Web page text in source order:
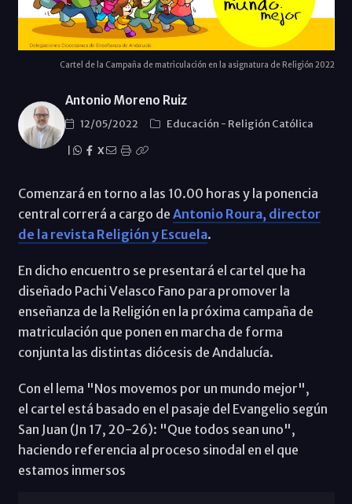
Cartel de la Campaña de matriculación en la asignatura de Religión 2022
Antonio Moreno Ruiz
12/05/2022 Educación - Religión Católica
X
Comenzará en torno a las 10.00 horas y la ponencia
central correrá a cargo de Antonio Roura, director
de la revista Religión y Escuela.
En dicho encuentro se presentará el cartel que ha
diseñado Pachi Velasco Fano para promover la
enseñanza de la Religión en la próxima campaña de
matriculación que ponen en marcha de forma
conjunta las distintas diócesis de Andalucía.
Con el lema "Nos movemos por un mundo mejor",
el cartel está basado en el pasaje del Evangelio según
San Juan (Jn 17, 20-26): "Que todos sean uno",
haciendo referencia al proceso sinodal en el que
estamos inmersos